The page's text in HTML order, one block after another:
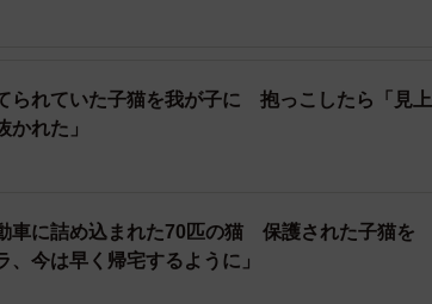
られていた子猫を我が子に 抱っこしたら「見上
れた」
車に詰め込まれた70匹の猫 保護された子猫を
今は早く帰宅するように」